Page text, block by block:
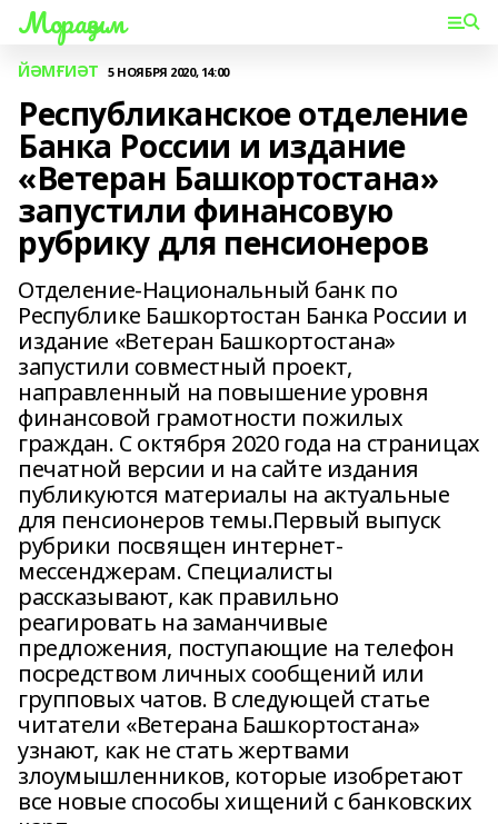
Мораҙым
ЙӘМҒИӘТ 5 НОЯБРЯ 2020, 14:00
Республиканское отделение
Банка России и издание
«Ветеран Башкортостана»
запустили финансовую
рубрику для пенсионеров
Отделение-Национальный банк по
Республике Башкортостан Банка России и
издание «Ветеран Башкортостана»
запустили совместный проект,
направленный на повышение уровня
финансовой грамотности пожилых
граждан. С октября 2020 года на страницах
печатной версии и на сайте издания
публикуются материалы на актуальные
для пенсионеров темы.Первый выпуск
рубрики посвящен интернет-
мессенджерам. Специалисты
рассказывают, как правильно
реагировать на заманчивые
предложения, поступающие на телефон
посредством личных сообщений или
групповых чатов. В следующей статье
читатели «Ветерана Башкортостана»
узнают, как не стать жертвами
злоумышленников, которые изобретают
все новые способы хищений с банковских